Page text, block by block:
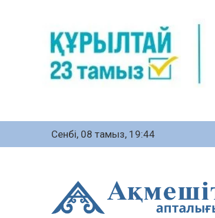
Сенбі, 08 тамыз, 19:44